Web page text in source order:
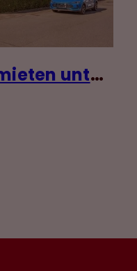
Wohnen und Vermieten unter einem Dach - gepflegtes 3-Familienhaus in ruhiger Lage von Marbach